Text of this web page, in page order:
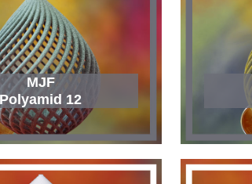
MJF
Polyamid 12